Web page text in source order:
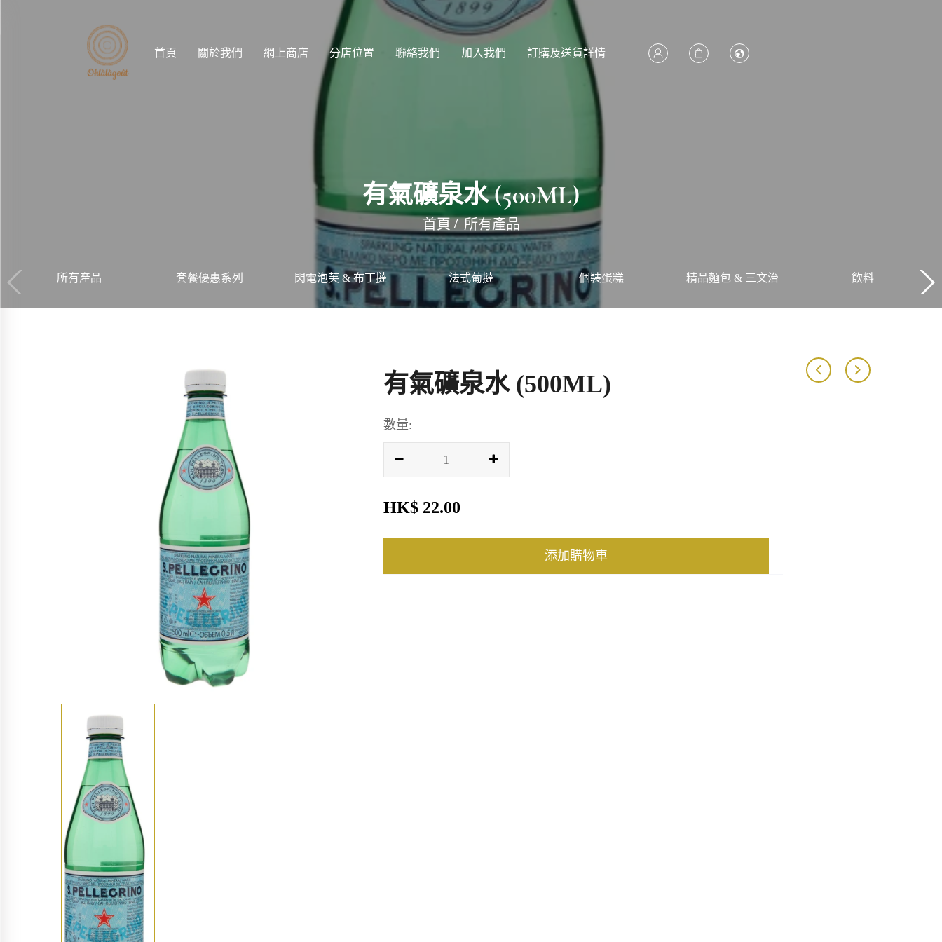
首頁 關於我們 網上商店 分店位置 聯絡我們 加入我們 訂購及送貨詳情
首頁 所有產品
有氣礦泉水 (500ML)
所有產品 套餐優惠系列 閃電泡芙 & 布丁撻 法式葡撻 個裝蛋糕 精品麵包 & 三文治 飲料
有氣礦泉水 (500ML)
數量:
HK$ 22.00
添加購物車